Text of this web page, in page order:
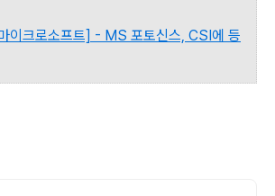
크로소프트] - MS 포토신스, CSI에 등